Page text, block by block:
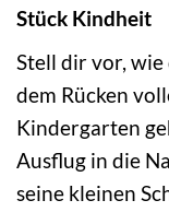
Stück Kindheit
Stell dir vor,
dem Rücken
Kindergarten
Ausflug in die
seine kleinen